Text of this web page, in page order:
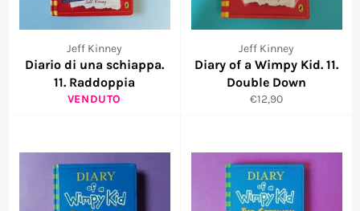
Jeff Kinney
Diario di una schiappa.
11. Raddoppia
VENDUTO
Jeff Kinney
Diary of a Wimpy Kid. 11.
Double Down
Prezzo
€12,90